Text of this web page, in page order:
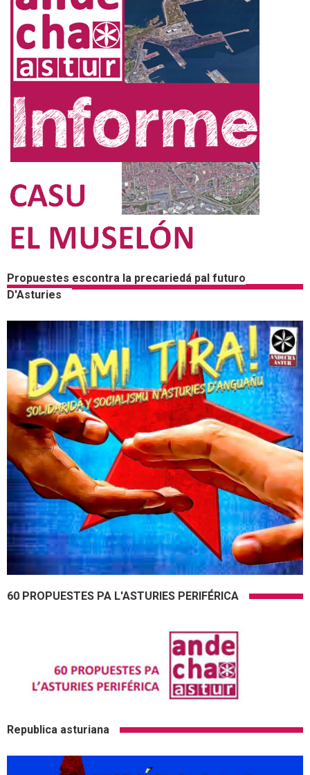
Propuestes escontra la precariedá pal futuro
D'Asturies
60 PROPUESTES PA L'ASTURIES PERIFÉRICA
Republica asturiana